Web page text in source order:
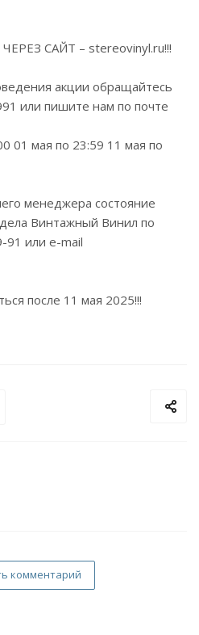
САЙТ – stereovinyl.ru!!!
акции обращайтесь
или пишите нам по почте
01 мая по 23:59 11 мая по
менеджера состояние
Винтажный Винил по
91 или e-mail
после 11 мая 2025!!!
комментарий